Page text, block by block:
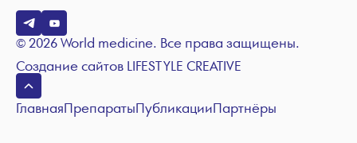
© 2026 World medicine. Все права защищены.
Создание сайтов LIFESTYLE CREATIVE
ГлавнаяПрепаратыПубликацииПартнёры